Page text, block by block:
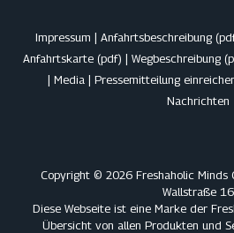
Impressum | Anfahrtsbeschreibung
Anfahrtskarte (pdf) | Wegbeschreibung
| Media | Pressemitteilung
Nachrichten
Copyright © 2026 Freshaholic Minds
Wallstraße 16
Diese Webseite ist eine Marke der
Übersicht von allen Produkten und